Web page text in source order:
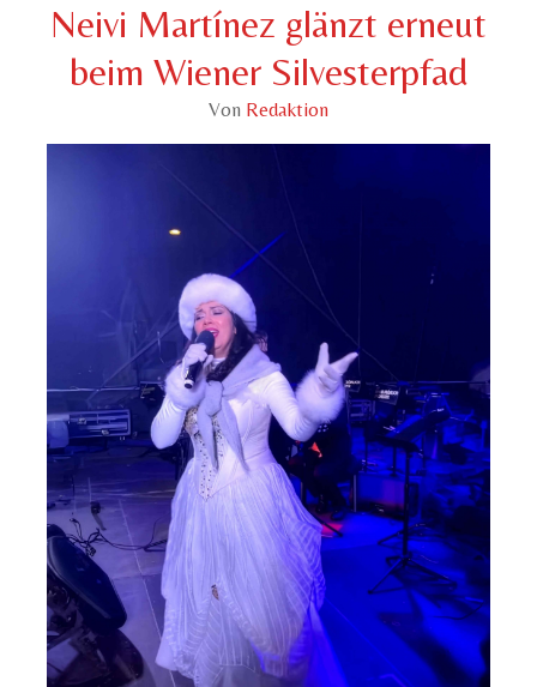
Neivi Martínez glänzt erneut
beim Wiener Silvesterpfad
Von Redaktion